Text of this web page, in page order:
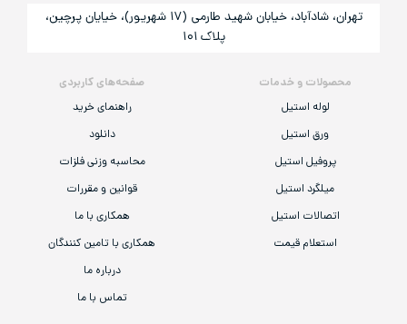
محصولات و خدمات
لوله استیل
ورق استیل
پروفیل استیل
میلگرد استیل
اتصالات استیل
استعلام قیمت
صفحه‌های کاربردی
راهنمای خرید
دانلود
محاسبه وزنی فلزات
قوانین و مقررات
همکاری با ما
همکاری با تامین کنندگان
درباره ما
تماس با ما
تهران، شادآباد، خیابان شهید طارمی (۱۷ شهریور)، خیایان پرچین،
پلاک ۱۰۱